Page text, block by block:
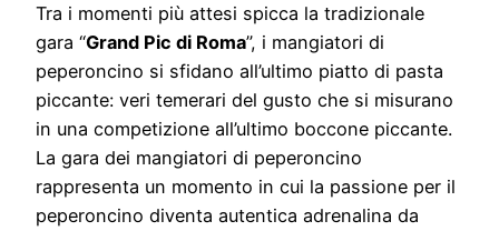
Tra i momenti più attesi spicca la tradizionale
gara “Grand Pic di Roma”, i mangiatori di
peperoncino si sfidano all’ultimo piatto di pasta
piccante: veri temerari del gusto che si misurano
in una competizione all’ultimo boccone piccante.
La gara dei mangiatori di peperoncino
rappresenta un momento in cui la passione per il
peperoncino diventa autentica adrenalina da